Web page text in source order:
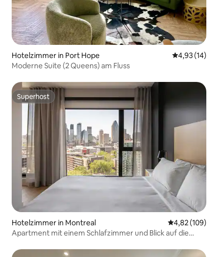
Hotelzimmer in Port Hope
4,93 (14)
Moderne Suite (2 Queens) am Fluss
Superhost
Superhost
Hotelzimmer in Montreal
4,82 (109)
Apartment mit einem Schlafzimmer und Blick auf die